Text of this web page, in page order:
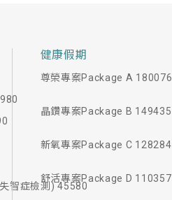
智症檢測) 45580
健康假期
尊榮專案Package A 180076
晶鑽專案Package B 149435
新氧專案Package C 128284
舒活專案Package D 110357